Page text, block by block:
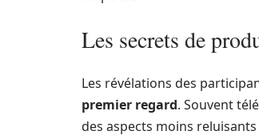
Les secrets de
Les révélations des
premier regard. Souvent
des aspects moins